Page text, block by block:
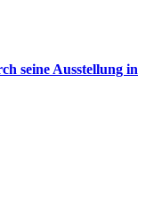
seine Ausstellung in